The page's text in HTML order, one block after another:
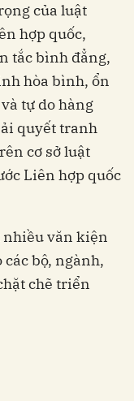
của luật
hợp quốc,
tắc bình đẳng,
hòa bình, ổn
tự do hàng
quyết tranh
cơ sở luật
Liên hợp quốc
nhiều văn kiện
bộ, ngành,
chẽ triển